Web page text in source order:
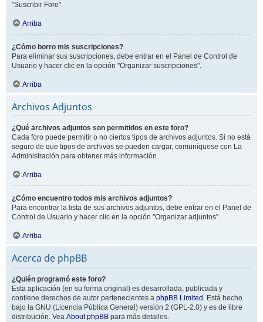
"Suscribir Foro".
Arriba
¿Cómo borro mis suscripciones?
Para eliminar sus suscripciones, debe entrar en el Panel de Control de
Usuario y hacer clic en la opción "Organizar suscripciones".
Arriba
Archivos Adjuntos
¿Qué archivos adjuntos son permitidos en este foro?
Cada foro puede permitir o no ciertos tipos de archivos adjuntos. Si no está
seguro de que tipos de archivos se pueden cargar, comuníquese con La
Administración para obtener más información.
Arriba
¿Cómo encuentro todos mis archivos adjuntos?
Para encontrar la lista de sus archivos adjuntos, debe entrar en el Panel de
Control de Usuario y hacer clic en la opción "Organizar adjuntos".
Arriba
Acerca de phpBB
¿Quién programó este foro?
Esta aplicación (en su forma original) es desarrollada, publicada y
contiene derechos de autor pertenecientes a phpBB Limited . Está hecho
bajo la GNU (Licencia Pública General) versión 2 (GPL-2.0) y es de libre
distribución. Vea About phpBB para más detalles.